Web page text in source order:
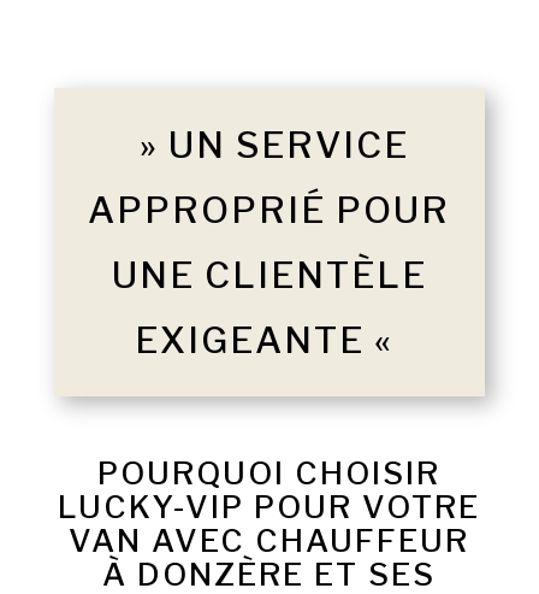
» UN SERVICE
APPROPRIÉ POUR
UNE CLIENTÈLE
EXIGEANTE «
POURQUOI CHOISIR
LUCKY-VIP POUR VOTRE
VAN AVEC CHAUFFEUR
À DONZÈRE ET SES